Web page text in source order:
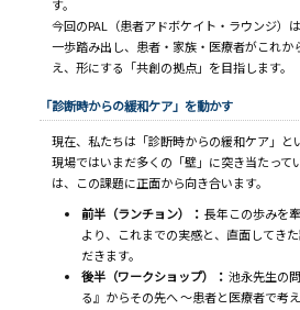
す。
今回のPAL（患者アドボケイト・ラウンジ）
一歩踏み出し、患者・家族・医療者がこれか
え、形にする「共創の拠点」を目指します。
「診断時からの緩和ケア」を動かす
現在、私たちは「診断時からの緩和ケア」と
現場ではいまだ多くの「壁」に突き当たって
は、この課題に正面から向き合います。
前半（ランチョン）：長年この歩みを
より、これまでの実感と、直面してき
だきます。
後半（ワークショップ）：池永先生の
る』からその先へ 〜患者と医療者で考